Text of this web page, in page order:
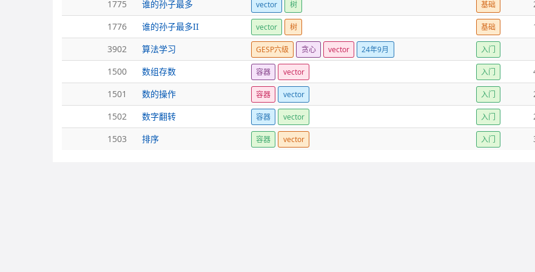
1775 谁的孙子最多 vector 树 基础
1776
谁的孙子最多II vector 树 基础
3902
算法学习 GESP六级 贪心 vector 24年9月 入门
1500
数组存数 容器 vector 入门
1501
数的操作 容器 vector 入门
1502
数字翻转 容器 vector 入门
1503
排序 容器 vector 入门